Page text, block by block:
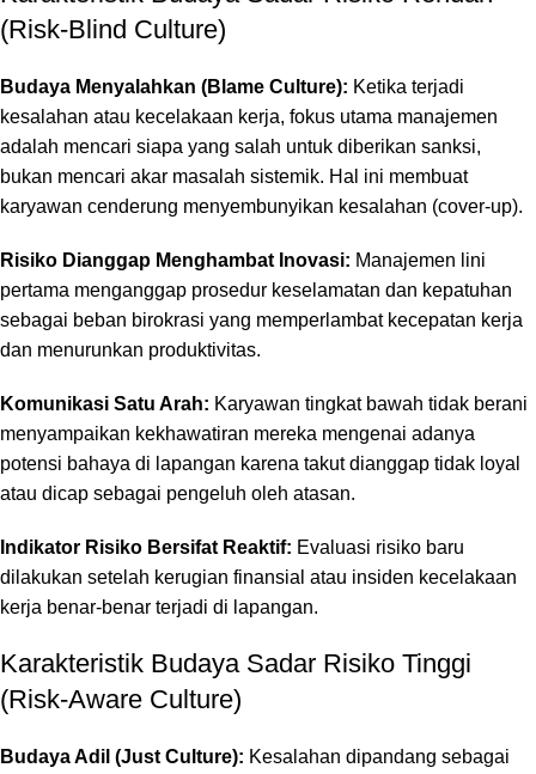
(Risk-Blind Culture)
Budaya Menyalahkan (Blame Culture): Ketika terjadi
kesalahan atau kecelakaan kerja, fokus utama manajemen
adalah mencari siapa yang salah untuk diberikan sanksi,
bukan mencari akar masalah sistemik. Hal ini membuat
karyawan cenderung menyembunyikan kesalahan (cover-up).
Risiko Dianggap Menghambat Inovasi: Manajemen lini
pertama menganggap prosedur keselamatan dan kepatuhan
sebagai beban birokrasi yang memperlambat kecepatan kerja
dan menurunkan produktivitas.
Komunikasi Satu Arah: Karyawan tingkat bawah tidak berani
menyampaikan kekhawatiran mereka mengenai adanya
potensi bahaya di lapangan karena takut dianggap tidak loyal
atau dicap sebagai pengeluh oleh atasan.
Indikator Risiko Bersifat Reaktif: Evaluasi risiko baru
dilakukan setelah kerugian finansial atau insiden kecelakaan
kerja benar-benar terjadi di lapangan.
Karakteristik Budaya Sadar Risiko Tinggi
(Risk-Aware Culture)
Budaya Adil (Just Culture): Kesalahan dipandang sebagai